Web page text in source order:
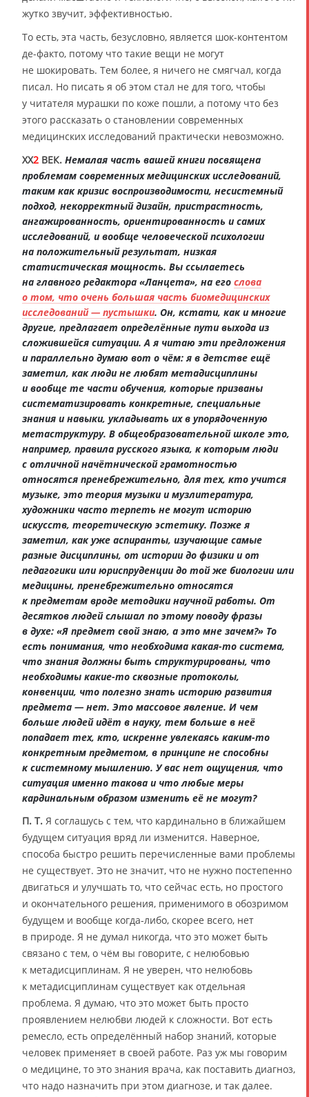
жутко звучит, эффективностью.
То есть, эта часть, безусловно, является шок-контентом
де-факто, потому что такие вещи не могут
не шокировать. Тем более, я ничего не смягчал, когда
писал. Но писать я об этом стал не для того, чтобы
у читателя мурашки по коже пошли, а потому что без
этого рассказать о становлении современных
медицинских исследований практически невозможно.
XX2 ВЕК. Немалая часть вашей книги посвящена
проблемам современных медицинских исследований,
таким как кризис воспроизводимости, несистемный
подход, некорректный дизайн, пристрастность,
ангажированность, ориентированность и самих
исследований, и вообще человеческой психологии
на положительный результат, низкая
статистическая мощность. Вы ссылаетесь
на главного редактора «Ланцета», на его слова
о том, что очень большая часть биомедицинских
исследований — пустышки. Он, кстати, как и многие
другие, предлагает определённые пути выхода из
сложившейся ситуации. А я читаю эти предложения
и параллельно думаю вот о чём: я в детстве ещё
заметил, как люди не любят метадисциплины
и вообще те части обучения, которые призваны
систематизировать конкретные, специальные
знания и навыки, укладывать их в упорядоченную
метаструктуру. В общеобразовательной школе это,
например, правила русского языка, к которым люди
с отличной начётнической грамотностью
относятся пренебрежительно, для тех, кто учится
музыке, это теория музыки и музлитература,
художники часто терпеть не могут историю
искусств, теоретическую эстетику. Позже я
заметил, как уже аспиранты, изучающие самые
разные дисциплины, от истории до физики и от
педагогики или юриспруденции до той же биологии или
медицины, пренебрежительно относятся
к предметам вроде методики научной работы. От
десятков людей слышал по этому поводу фразы
в духе: «Я предмет свой знаю, а это мне зачем?» То
есть понимания, что необходима какая-то система,
что знания должны быть структурированы, что
необходимы какие-то сквозные протоколы,
конвенции, что полезно знать историю развития
предмета — нет. Это массовое явление. И чем
больше людей идёт в науку, тем больше в неё
попадает тех, кто, искренне увлекаясь каким-то
конкретным предметом, в принципе не способны
к системному мышлению. У вас нет ощущения, что
ситуация именно такова и что любые меры
кардинальным образом изменить её не могут?
П. Т. Я соглашусь с тем, что кардинально в ближайшем
будущем ситуация вряд ли изменится. Наверное,
способа быстро решить перечисленные вами проблемы
не существует. Это не значит, что не нужно постепенно
двигаться и улучшать то, что сейчас есть, но простого
и окончательного решения, применимого в обозримом
будущем и вообще когда-либо, скорее всего, нет
в природе. Я не думал никогда, что это может быть
связано с тем, о чём вы говорите, с нелюбовью
к метадисциплинам. Я не уверен, что нелюбовь
к метадисциплинам существует как отдельная
проблема. Я думаю, что это может быть просто
проявлением нелюбви людей к сложности. Вот есть
ремесло, есть определённый набор знаний, которые
человек применяет в своей работе. Раз уж мы говорим
о медицине, то это знания врача, как поставить диагноз,
что надо назначить при этом диагнозе, и так далее.